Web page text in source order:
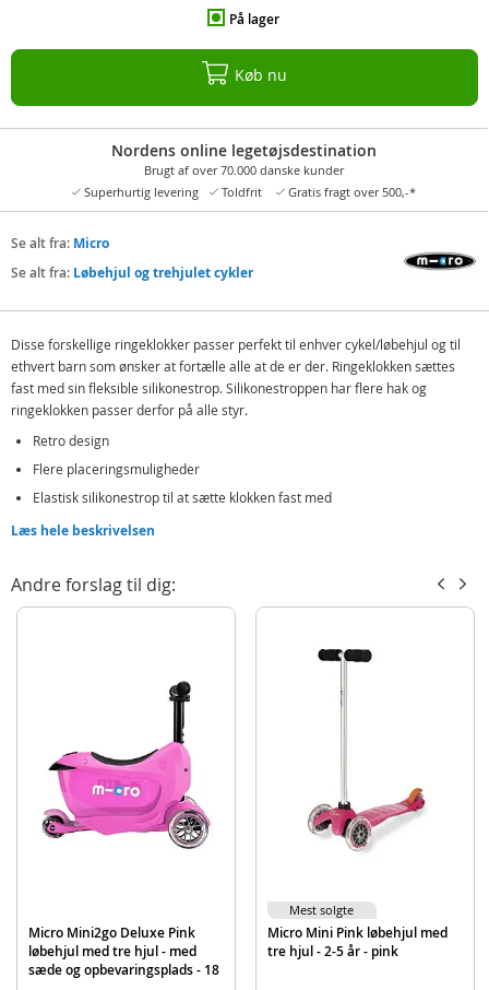
På lager
Køb nu
Nordens online legetøjsdestination
Brugt af over 70.000 danske kunder
Superhurtig levering
Toldfrit Gratis fragt over 500,-*
Se alt fra: Micro
Se alt fra: Løbehjul og trehjulet cykler
Disse forskellige ringeklokker passer perfekt til enhver cykel/løbehjul og til
ethvert barn som ønsker at fortælle alle at de er der. Ringeklokken sættes
fast med sin fleksible silikonestrop. Silikonestroppen har flere hak og
ringeklokken passer derfor på alle styr.
Retro design
Flere placeringsmuligheder
Elastisk silikonestrop til at sætte klokken fast med
Tryk ned på knappen på siden af klokken og slip for at ringe
Micro Bell Dark Blue - ringeklokke til løbehjul
Mærke
Læs hele beskrivelsen
Andre forslag til dig:
Micro Mini2go Deluxe Pink
løbehjul med tre hjul - med
sæde og opbevaringsplads - 18
Micro Mini Pink løbehjul med
tre hjul - 2-5 år - pink
Mest solgte